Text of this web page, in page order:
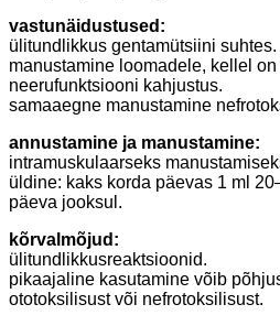
vastunäidustused:
ülitundlikkus gentamütsiini suhtes.
manustamine loomadele, kellel
neerufunktsiooni kahjustus.
samaaegne manustamine
annustamine ja manustamine:
intramuskulaarseks
üldine: kaks korda päevas 1 ml
päeva jooksul.
kõrvalmõjud:
ülitundlikkusreaktsioonid.
pikaajaline kasutamine võib
ototoksilisust või nefrotoksilisust.